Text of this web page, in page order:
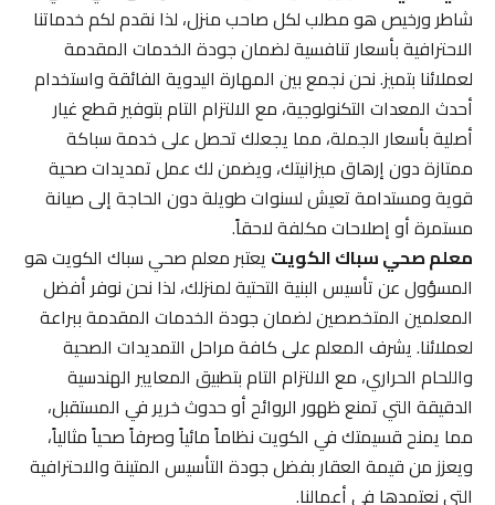
شاطر ورخيص هو مطلب لكل صاحب منزل، لذا نقدم لكم خدماتنا
الاحترافية بأسعار تنافسية لضمان جودة الخدمات المقدمة
لعملائنا بتميز. نحن نجمع بين المهارة اليدوية الفائقة واستخدام
أحدث المعدات التكنولوجية، مع الالتزام التام بتوفير قطع غيار
أصلية بأسعار الجملة، مما يجعلك تحصل على خدمة سباكة
ممتازة دون إرهاق ميزانيتك، ويضمن لك عمل تمديدات صحية
قوية ومستدامة تعيش لسنوات طويلة دون الحاجة إلى صيانة
مستمرة أو إصلاحات مكلفة لاحقاً.
معلم صحي سباك الكويتيعتبر معلم صحي سباك الكويت هو
المسؤول عن تأسيس البنية التحتية لمنزلك، لذا نحن نوفر أفضل
المعلمين المتخصصين لضمان جودة الخدمات المقدمة ببراعة
لعملائنا. يشرف المعلم على كافة مراحل التمديدات الصحية
واللحام الحراري، مع الالتزام التام بتطبيق المعايير الهندسية
الدقيقة التي تمنع ظهور الروائح أو حدوث خرير في المستقبل،
مما يمنح قسيمتك في الكويت نظاماً مائياً وصرفاً صحياً مثالياً،
ويعزز من قيمة العقار بفضل جودة التأسيس المتينة والاحترافية
التي نعتمدها في أعمالنا.